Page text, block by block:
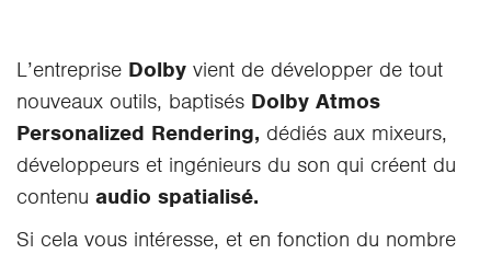
L’entreprise Dolby vient de développer de tout
nouveaux outils, baptisés Dolby Atmos
Personalized Rendering, dédiés aux mixeurs,
développeurs et ingénieurs du son qui créent du
contenu audio spatialisé.
Si cela vous intéresse, et en fonction du nombre